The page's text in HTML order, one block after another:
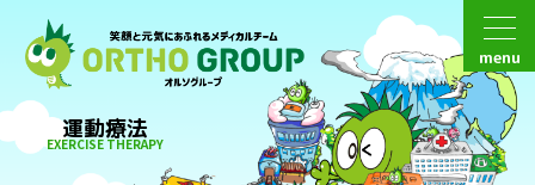
menu
運動療法
EXERCISE THERAPY